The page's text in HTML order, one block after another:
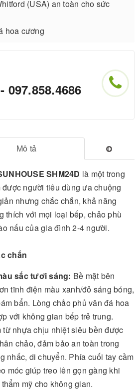
(USA) an toàn cho sức
hoa cương
097.858.4686
Mô tả
SHM24D là một trong
người tiêu dùng ưa chuộng
nhưng chắc chắn, khả năng
thích với mọi loại bếp, chảo phù
nấu của gia đình 2-4 người.
chắn
sắc tươi sáng: Bề mặt bên
tĩnh điện màu xanh/đỏ sáng bóng,
bẩn. Lòng chảo phủ vân đá hoa
với không gian bếp trẻ trung.
từ nhựa chịu nhiệt siêu bền được
chảo, đảm bảo an toàn trong
nhấc, di chuyển. Phía cuối tay cầm
móc giúp treo lên gọn gàng khi
mỹ cho không gian.